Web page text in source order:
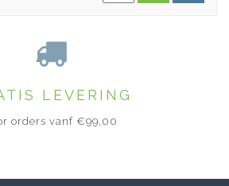
LEVERING
orders vanf €99,00